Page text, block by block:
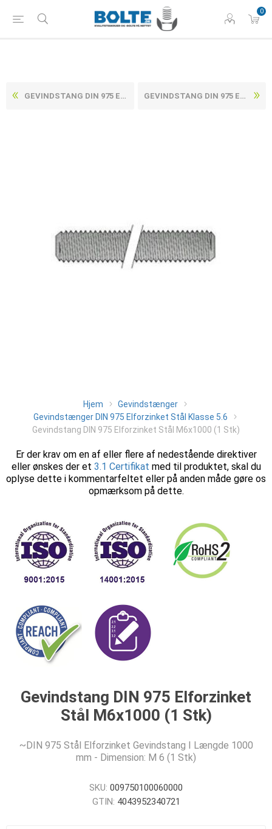
0
GEVINDSTANG DIN 975 ELFORZINKET STÅL M5X1000 (1 STK) GEVINDSTANG DIN 975 ELFORZINKET STÅL M6X2000 (1 STK)
Hjem
Gevindstænger
Gevindstænger DIN 975 Elforzinket Stål Klasse 5.6
Gevindstang DIN 975 Elforzinket Stål M6x1000 (1 Stk)
Er der krav om en af eller flere af nedestående direktiver
eller ønskes der et 3.1 Certifikat med til produktet, skal du
oplyse dette i kommentarfeltet eller på anden måde gøre os
opmærksom på dette.
Gevindstang DIN 975 Elforzinket
Stål M6x1000 (1 Stk)
~DIN 975 Stål Elforzinket Gevindstang I Længde 1000
mm - Dimension: M 6 (1 Stk)
SKU: 009750100060000
GTIN: 4043952340721